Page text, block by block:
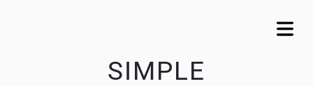
SIMPLE